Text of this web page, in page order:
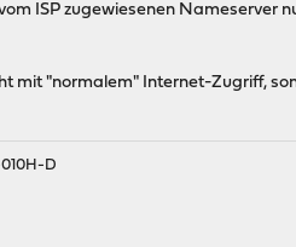
ISP zugewiesenen Nameserver
mit "normalem" Internet-Zugriff,
D